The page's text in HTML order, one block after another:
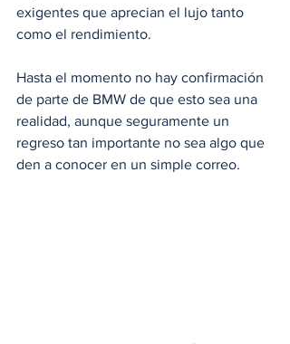
exigentes que aprecian el lujo tanto
como el rendimiento.
Hasta el momento no hay confirmación
de parte de BMW de que esto sea una
realidad, aunque seguramente un
regreso tan importante no sea algo que
den a conocer en un simple correo.